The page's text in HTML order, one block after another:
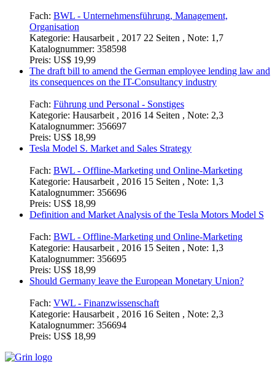
Fach: BWL - Unternehmensführung, Management,
Organisation
Kategorie: Hausarbeit , 2017 22 Seiten , Note: 1,7
Katalognummer: 358598
Preis: US$ 19,99
The draft bill to amend the German employee lending law and
its consequences on the IT-Consultancy industry
Fach: Führung und Personal - Sonstiges
Kategorie: Hausarbeit , 2016 14 Seiten , Note: 2,3
Katalognummer: 356697
Preis: US$ 18,99
Tesla Model S. Market and Sales Strategy
Fach: BWL - Offline-Marketing und Online-Marketing
Kategorie: Hausarbeit , 2016 15 Seiten , Note: 1,3
Katalognummer: 356696
Preis: US$ 18,99
Definition and Market Analysis of the Tesla Motors Model S
Fach: BWL - Offline-Marketing und Online-Marketing
Kategorie: Hausarbeit , 2016 15 Seiten , Note: 1,3
Katalognummer: 356695
Preis: US$ 18,99
Should Germany leave the European Monetary Union?
Fach: VWL - Finanzwissenschaft
Kategorie: Hausarbeit , 2016 16 Seiten , Note: 2,3
Katalognummer: 356694
Preis: US$ 18,99